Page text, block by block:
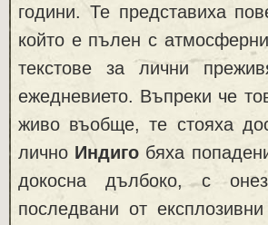
години. Те представиха
който е пълен с
текстове за лични
ежедневието. Въпреки че
живо въобще, те стояха
лично Индиго бяха
докосна дълбоко, с
последвани от